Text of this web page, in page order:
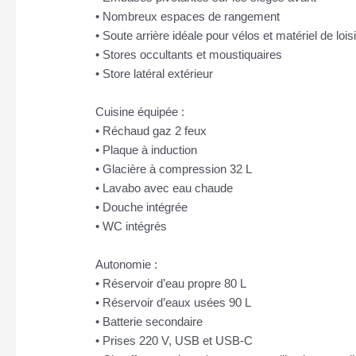
• Nombreux espaces de rangement
• Soute arrière idéale pour vélos et matériel de
• Stores occultants et moustiquaires
• Store latéral extérieur
Cuisine équipée :
• Réchaud gaz 2 feux
• Plaque à induction
• Glacière à compression 32 L
• Lavabo avec eau chaude
• Douche intégrée
• WC intégrés
Autonomie :
• Réservoir d’eau propre 80 L
• Réservoir d’eaux usées 90 L
• Batterie secondaire
• Prises 220 V, USB et USB-C